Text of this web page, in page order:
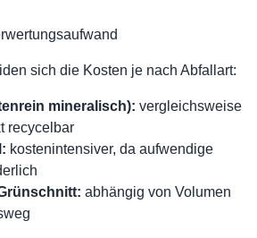
sich die Kosten je nach Abfallart:
mineralisch): vergleichsweise
recycelbar
kostenintensiver, da aufwendige
abhängig von Volumen